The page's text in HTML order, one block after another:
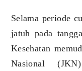
Selama periode
jatuh pada
Kesehatan
Nasional